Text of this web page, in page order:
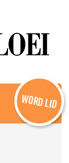
WORD LID